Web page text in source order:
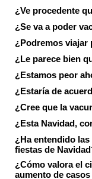
¿Ve procedente
¿Se va a poder
¿Podremos viajar
¿Le parece bien
¿Estamos peor
¿Estaría de
¿Cree que la
¿Esta Navidad,
¿Ha entendido
fiestas de
¿Cómo valora el
aumento de